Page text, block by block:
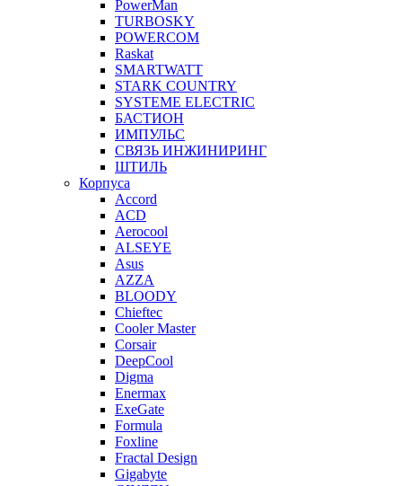
PowerMan
TURBOSKY
POWERCOM
Raskat
SMARTWATT
STARK COUNTRY
SYSTEME ELECTRIC
БАСТИОН
ИМПУЛЬС
СВЯЗЬ ИНЖИНИРИНГ
ШТИЛЬ
Корпуса
Accord
ACD
Aerocool
ALSEYE
Asus
AZZA
BLOODY
Chieftec
Cooler Master
Corsair
DeepCool
Digma
Enermax
ExeGate
Formula
Foxline
Fractal Design
Gigabyte